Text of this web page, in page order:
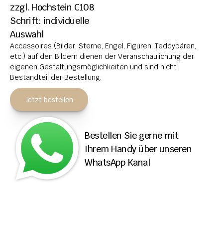
LIEGESTEINE
URNENANLAGEN
LEUCHTGRABMALE
ACCESSOIRES
KONTAKT
ADRESSEN NIEDERLASSUNGEN
ÖFFNUNGSZEITEN
IMPRESSUM
ÜBER LITHOS
zzgl. Hochstein C108
Schrift: individuelle
Auswahl
Accessoires (Bilder, Sterne, Engel, Figuren, Teddybären,
etc.) auf den Bildern dienen der Veranschaulichung der
eigenen Gestaltungsmöglichkeiten und sind nicht
Bestandteil der Bestellung.
Jetzt bestellen
Bestellen Sie gerne mit
Ihrem Handy über unseren
WhatsApp Kanal